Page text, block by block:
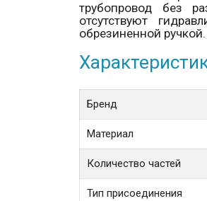
трубопровод без
отсутствуют
обрезиненной ручкой.
Бренд
Материал
Количество частей
Тип присоединения